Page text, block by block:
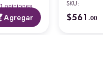
1 opiniones
Agregar
SKU:
$561 .00